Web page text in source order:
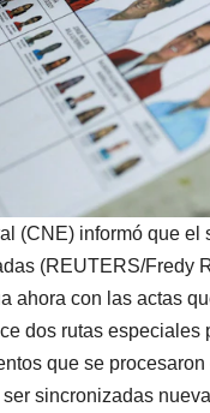
(CNE) informó que
(REUTERS/Fredy
ahora con las actas
dos rutas especiales
que se
sincronizadas